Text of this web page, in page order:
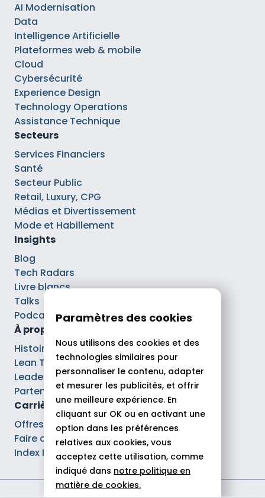
AI Modernisation
Data
Intelligence Artificielle
Plateformes web & mobile
Cloud
Cybersécurité
Experience Design
Technology Operations
Assistance Technique
Secteurs
Services Financiers
Santé
Secteur Public
Retail, Luxury, CPG
Médias et Divertissement
Mode et Habillement
Insights
Blog
Tech Radars
Livre blancs
Talks
Podcasts
À propos
Histoire
Lean Tech®
Leaders
Partenaires
Carrières
Offres d’emploi
Faire carrière chez Theodo
Index Ega Pro
Paramètres des cookies
Nous utilisons des cookies et des
technologies similaires pour
personnaliser le contenu, adapter
et mesurer les publicités, et offrir
une meilleure expérience. En
cliquant sur OK ou en activant une
option dans les préférences
relatives aux cookies, vous
acceptez cette utilisation, comme
indiqué dans notre politique en
matière de cookies.